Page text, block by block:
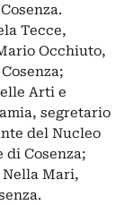
Tecce,
Occhiuto,
Arti e
segretario
del Nucleo
Cosenza;
Nella Mari,